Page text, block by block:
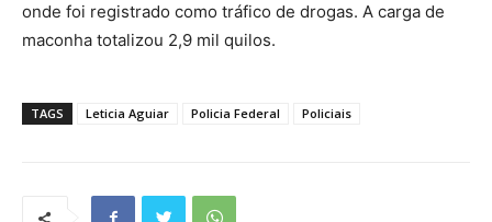
onde foi registrado como tráfico de drogas. A carga de
maconha totalizou 2,9 mil quilos.
TAGS Leticia Aguiar Policia Federal Policiais